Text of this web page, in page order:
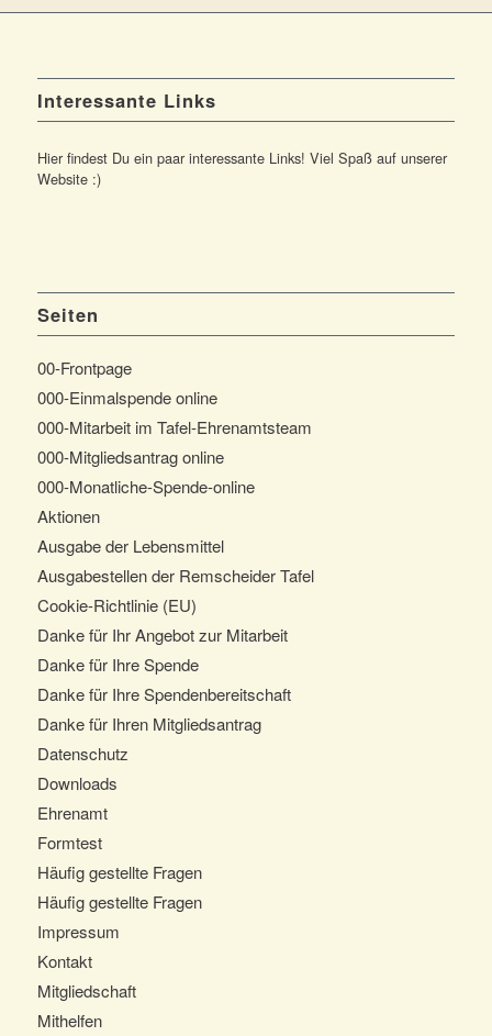
Interessante Links
Hier findest Du ein paar interessante Links! Viel Spaß auf unserer
Website :)
Seiten
00-Frontpage
000-Einmalspende online
000-Mitarbeit im Tafel-Ehrenamtsteam
000-Mitgliedsantrag online
000-Monatliche-Spende-online
Aktionen
Ausgabe der Lebensmittel
Ausgabestellen der Remscheider Tafel
Cookie-Richtlinie (EU)
Danke für Ihr Angebot zur Mitarbeit
Danke für Ihre Spende
Danke für Ihre Spendenbereitschaft
Danke für Ihren Mitgliedsantrag
Datenschutz
Downloads
Ehrenamt
Formtest
Häufig gestellte Fragen
Häufig gestellte Fragen
Impressum
Kontakt
Mitgliedschaft
Mithelfen